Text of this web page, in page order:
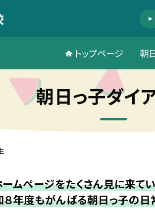
トップページ 朝
朝日っ子ダイ
ムページをたくさん見に来てい
８年度もがんばる朝日っ子の日